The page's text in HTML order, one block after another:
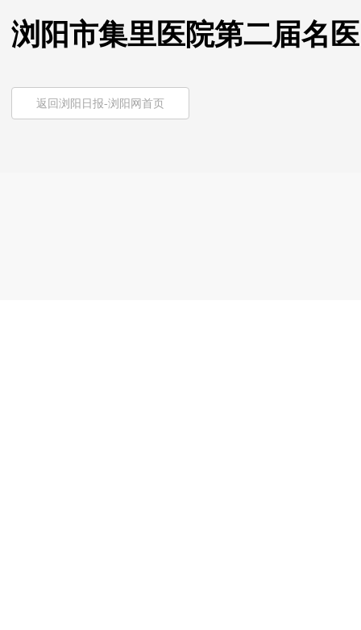
浏阳市集里医院第二届名
返回浏阳日报-浏阳网首页